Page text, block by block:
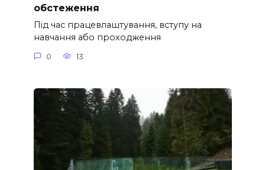
обстеження
Під час працевлаштування, вступу на
навчання або проходження
0 13